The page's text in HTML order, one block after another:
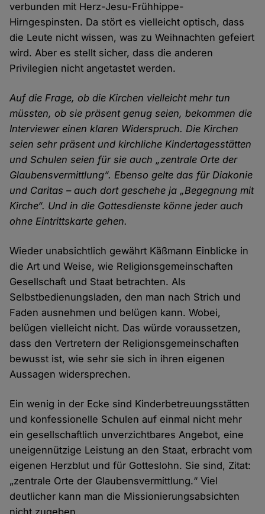
verbunden mit Herz-Jesu-Frühhippe-
Hirngespinsten. Da stört es vielleicht optisch, dass
die Leute nicht wissen, was zu Weihnachten gefeiert
wird. Aber es stellt sicher, dass die anderen
Privilegien nicht angetastet werden.
Auf die Frage, ob die Kirchen vielleicht mehr tun
müssten, ob sie präsent genug seien, bekommen die
Interviewer einen klaren Widerspruch. Die Kirchen
seien sehr präsent und kirchliche Kindertagesstätten
und Schulen seien für sie auch „zentrale Orte der
Glaubensvermittlung“. Ebenso gelte das für Diakonie
und Caritas – auch dort geschehe ja „Begegnung mit
Kirche“. Und in die Gottesdienste könne jeder auch
ohne Eintrittskarte gehen.
Wieder unabsichtlich gewährt Käßmann Einblicke in
die Art und Weise, wie Religionsgemeinschaften
Gesellschaft und Staat betrachten. Als
Selbstbedienungsladen, den man nach Strich und
Faden ausnehmen und belügen kann. Wobei,
belügen vielleicht nicht. Das würde voraussetzen,
dass den Vertretern der Religionsgemeinschaften
bewusst ist, wie sehr sie sich in ihren eigenen
Aussagen widersprechen.
Ein wenig in der Ecke sind Kinderbetreuungsstätten
und konfessionelle Schulen auf einmal nicht mehr
ein gesellschaftlich unverzichtbares Angebot, eine
uneigennützige Leistung an den Staat, erbracht vom
eigenen Herzblut und für Gotteslohn. Sie sind, Zitat:
„zentrale Orte der Glaubensvermittlung.“ Viel
deutlicher kann man die Missionierungsabsichten